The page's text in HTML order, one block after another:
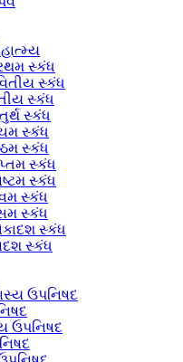
સ્કંધ
સ્કંધ
સ્કંધ
સ્કંધ
સ્કંધ
સ્કંધ
સ્કંધ
સ્કંધ
સ્કંધ
સ્કંધ
સ્કંધ
સ્કંધ
ઉપનિષદ
ઉપનિષદ